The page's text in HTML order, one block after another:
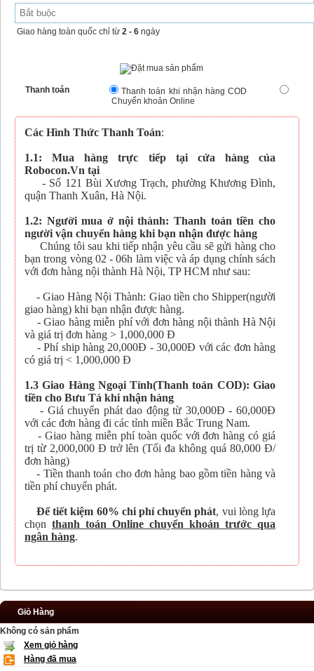
Giao hàng toàn quốc chỉ từ 2 - 6 ngày
Thanh toán
Thanh toán khi nhận hàng COD
Chuyển khoản Online
Các Hình Thức Thanh Toán:
1.1: Mua hàng trực tiếp tại cửa hàng của
Robocon.Vn tại
- Số 121 Bùi Xương Trạch, phường Khương Đình,
quận Thanh Xuân, Hà Nội.
1.2: Người mua ở nội thành: Thanh toán tiền cho
người vận chuyển hàng khi bạn nhận được hàng
Chúng tôi sau khi tiếp nhận yêu cầu sẽ gửi hàng cho
bạn trong vòng 02 - 06h làm việc và áp dụng chính sách
với đơn hàng nội thành Hà Nội, TP HCM như sau:
- Giao Hàng Nội Thành: Giao tiền cho Shipper(người
giao hàng) khi bạn nhận được hàng.
- Giao hàng miễn phí với đơn hàng nội thành Hà Nội
và giá trị đơn hàng > 1,000,000 Đ
- Phí ship hàng 20,000Đ - 30,000Đ với các đơn hàng
có giá trị < 1,000,000 Đ
1.3 Giao Hàng Ngoại Tỉnh(Thanh toán COD): Giao
tiền cho Bưu Tá khi nhận hàng
- Giá chuyển phát dao động từ 30,000Đ - 60,000Đ
với các đơn hàng đi các tỉnh miền Bắc Trung Nam.
- Giao hàng miễn phí toàn quốc với đơn hàng có giá
trị từ 2,000,000 Đ trở lên (Tối đa không quá 80,000 Đ/
đơn hàng)
- Tiền thanh toán cho đơn hàng bao gồm tiền hàng và
tiền phí chuyển phát.
Để tiết kiệm 60% chi phí chuyển phát, vui lòng lựa
chọn thanh toán Online chuyển khoản trước qua
ngân hàng.
Giỏ Hàng
Không có sản phẩm
Xem giỏ hàng
Hàng đã mua